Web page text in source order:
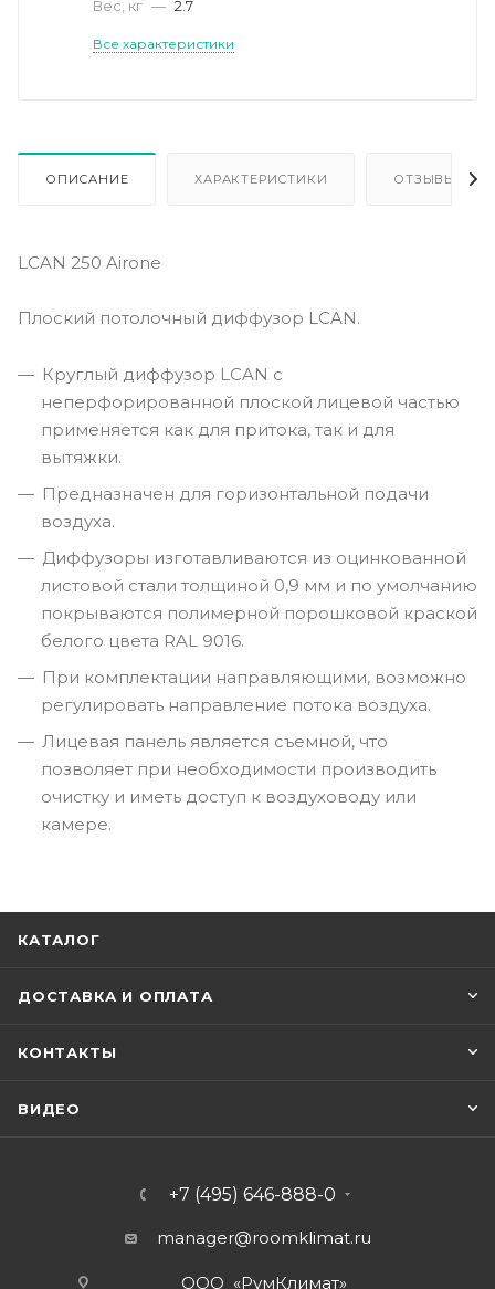
Вес, кг — 2.7
Все характеристики
ОПИСАНИЕ ХАРАКТЕРИСТИКИ ОТЗЫВЫ
LCAN 250 Airone
Плоский потолочный диффузор LCAN.
Круглый диффузор LCAN с
неперфорированной плоской лицевой частью
применяется как для притока, так и для
вытяжки.
Предназначен для горизонтальной подачи
воздуха.
Диффузоры изготавливаются из оцинкованной
листовой стали толщиной 0,9 мм и по умолчанию
покрываются полимерной порошковой краской
белого цвета RAL 9016.
При комплектации направляющими, возможно
регулировать направление потока воздуха.
Лицевая панель является съемной, что
позволяет при необходимости производить
очистку и иметь доступ к воздуховоду или
камере.
КАТАЛОГ
ДОСТАВКА И ОПЛАТА
КОНТАКТЫ
ВИДЕО
+7 (495) 646-888-0
manager@roomklimat.ru
ООО «РумКлимат»